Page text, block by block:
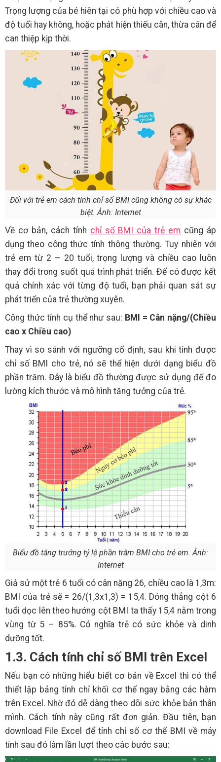
Trọng lượng của bé hiên tại có phù hợp với chiều cao và
độ tuổi hay không, hoặc phát hiện thiếu cân, thừa cân để
can thiệp kịp thời.
Đối với trẻ em cách tính chỉ số BMI cũng không có sự khác
biệt. Ảnh: Internet
Về cơ bản, cách tính chỉ số BMI của trẻ em cũng áp
dụng theo công thức tính thông thường. Tuy nhiên với
trẻ em từ 2 – 20 tuổi, trọng lượng và chiều cao luôn
thay đổi trong suốt quá trình phát triển. Để có được kết
quả chính xác với từng độ tuổi, bạn phải quan sát sự
phát triển của trẻ thường xuyên.
Công thức tính cụ thể như sau: BMI = Cân nặng/(Chiều
cao x Chiều cao)
Thay vì so sánh với ngưỡng cố định, sau khi tính được
chỉ số BMI cho trẻ, nó sẽ thể hiện dưới dạng biểu đồ
phần trăm. Đây là biểu đồ thường được sử dụng để đo
lường kích thước và mô hình tăng tưởng của trẻ.
Biểu đồ tăng trưởng tỷ lệ phần trăm BMI cho trẻ em. Ảnh:
Internet
Giả sử một trẻ 6 tuổi có cân nặng 26, chiều cao là 1,3m:
BMI của trẻ sẽ = 26/(1,3x1,3) = 15,4. Dóng thẳng cột 6
tuổi dọc lên theo hướng cột BMI ta thấy 15,4 nằm trong
vùng từ 5 – 85%. Có nghĩa trẻ có sức khỏe và dinh
dưỡng tốt.
1.3. Cách tính chỉ số BMI trên Excel
Nếu bạn có những hiểu biết cơ bản về Excel thì có thể
thiết lập bảng tính chỉ khối cơ thể ngay bằng các hàm
trên Excel. Nhờ đó dễ dàng theo dõi sức khỏe bản thân
mình. Cách tính này cũng rất đơn giản. Đầu tiên, bạn
download File Excel để tính chỉ số cơ thể BMI về máy
tính sau đó làm lần lượt theo các bước sau: